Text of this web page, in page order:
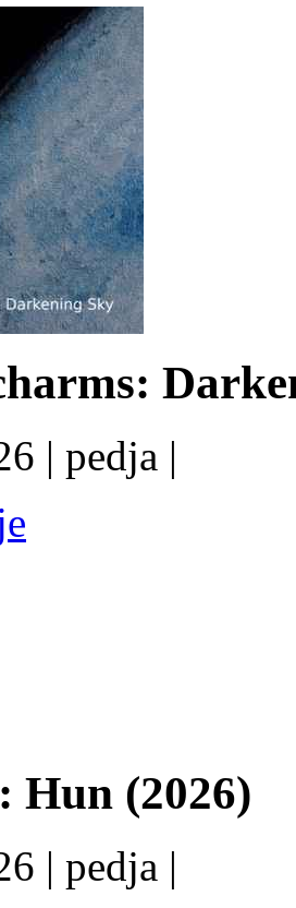
| pedja |
Hun (2026)
| pedja |